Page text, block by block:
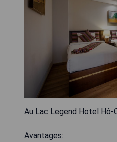
Au Lac Legend Hotel Hô-
Avantages: